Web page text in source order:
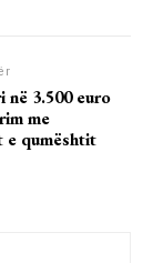
në 3.500 euro
me
qumështit